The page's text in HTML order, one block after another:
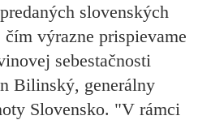
slovenských
výrazne prispievame
sebestačnosti
Bilinský, generálny
Slovensko. "V rámci